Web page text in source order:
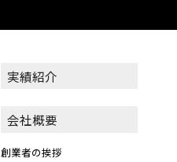
実績紹介
会社概要
創業者の挨拶